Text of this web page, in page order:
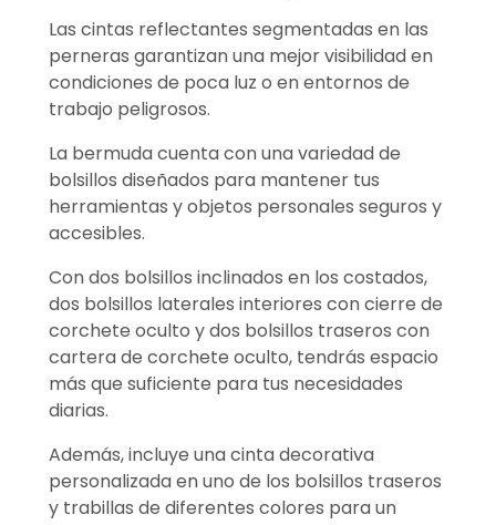
Las cintas reflectantes segmentadas en las
perneras garantizan una mejor visibilidad en
condiciones de poca luz o en entornos de
trabajo peligrosos.
La bermuda cuenta con una variedad de
bolsillos diseñados para mantener tus
herramientas y objetos personales seguros y
accesibles.
Con dos bolsillos inclinados en los costados,
dos bolsillos laterales interiores con cierre de
corchete oculto y dos bolsillos traseros con
cartera de corchete oculto, tendrás espacio
más que suficiente para tus necesidades
diarias.
Además, incluye una cinta decorativa
personalizada en uno de los bolsillos traseros
y trabillas de diferentes colores para un